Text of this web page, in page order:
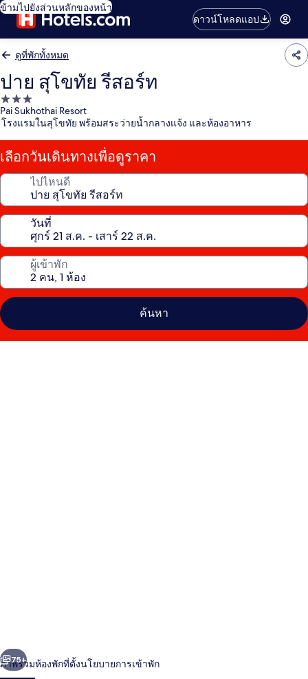
ข้ามไปยังส่วนหลักของหน้า
ดาวน์โหลดแอป
ดูที่พักทั้งหมด
ปาย สุโขทัย รีสอร์ท
ที่พัก
3.0
Pai Sukhothai Resort
โรงแรมในสุโขทัย พร้อมสระว่ายน้ำกลางแจ้ง และห้องอาหาร
เลือกวันเดินทางเพื่อดูราคา
ไปไหนดี
วันที่
ผู้เข้าพัก
ค้นหา
า
ถัดไป
75+
ภาพรวมห้องพักที่ตั้งนโยบายการเข้าพัก